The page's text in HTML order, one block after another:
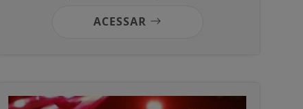
ACESSAR